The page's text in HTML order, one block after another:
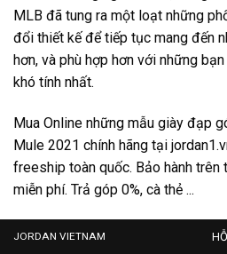
MLB đã tung ra một loạt những
đổi thiết kế để tiếp tục mang đến
hơn, và phù hợp hơn với những
khó tính nhất.
Mua Online những mẫu giày đạp
Mule 2021 chính hãng tại
freeship toàn quốc. Bảo hành trên
miễn phí. Trả góp 0%, cà thẻ ...
JORDAN VIETNAM